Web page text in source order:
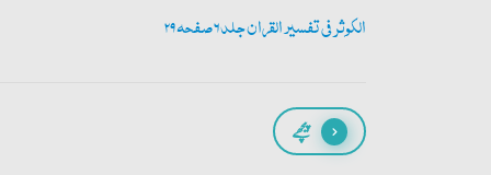
الکوثر فی تفسیر القران جلد 6 صفحہ 29
پیچھے